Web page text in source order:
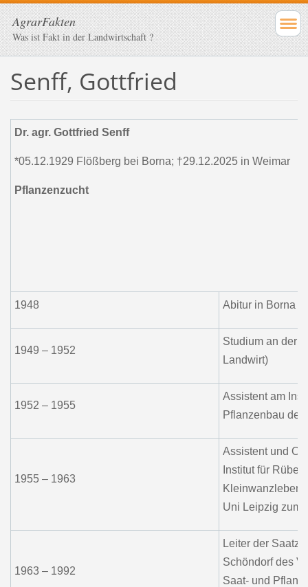
AgrarFakten
Was ist Fakt in der Landwirtschaft ?
Senff, Gottfried
Dr. agr. Gottfried Senff
*05.12.1929 Flößberg bei Borna; †29.12.2025 in Weimar
Pflanzenzucht
1948 Abitur in Borna
1949 – 1952
Studium an der
Landwirt)
1952 – 1955
Assistent am
Pflanzenbau der
1955 – 1963
Assistent und
Institut für
Kleinwanzleben
Uni Leipzig zum
1963 – 1992
Leiter der
Schöndorf des
Saat- und